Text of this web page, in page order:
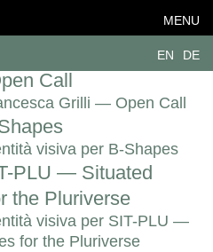
MENU
EN DE
Network
Changemaker Network
Call
Grilli — Open Call
visiva per B-Shapes
PLU — Situated
the Pluriverse
visiva per SIT-PLU —
for the Pluriverse